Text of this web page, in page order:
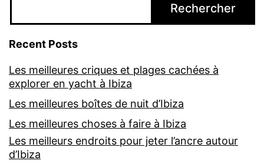
Rechercher
Recent Posts
Les meilleures criques et plages cachées à
explorer en yacht à Ibiza
Les meilleures boîtes de nuit d’Ibiza
Les meilleures choses à faire à Ibiza
Les meilleurs endroits pour jeter l’ancre autour
d’Ibiza